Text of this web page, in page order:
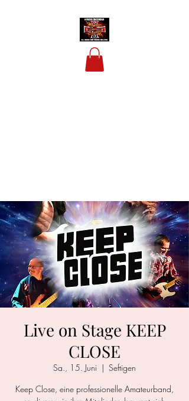
Live on Stage KEEP
CLOSE
Sa., 15. Juni
  |
Seftigen
Keep Close, eine professionelle Amateurband,